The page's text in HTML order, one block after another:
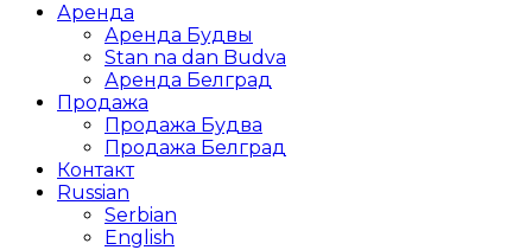
Аренда
Аренда Будвы
Stan na dan Budva
Аренда Белград
Продажа
Продажа Будва
Продажа Белград
Контакт
Russian
Serbian
English